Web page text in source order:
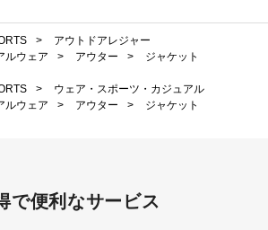
>
アウトドアレジャー
ルウェア > アウター >
ジャケット
>
ウェア・スポーツ・カジュアル
ルウェア > アウター >
ジャケット
で便利なサービス